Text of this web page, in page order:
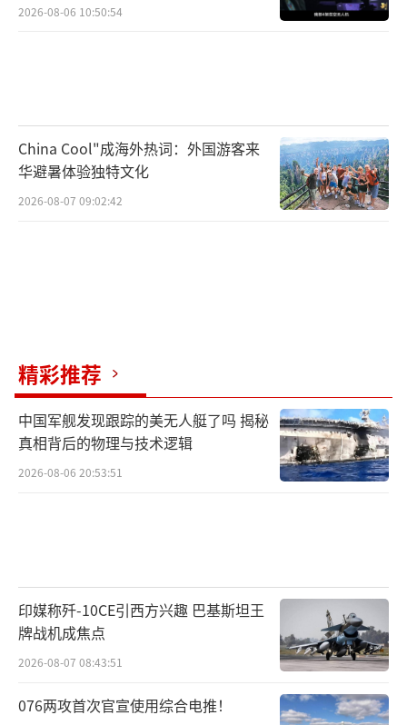
2026-08-06 10:50:54
China Cool"成海外热词：外国游客来
华避暑体验独特文化
2026-08-07 09:02:42
精彩推荐
中国军舰发现跟踪的美无人艇了吗 揭秘
真相背后的物理与技术逻辑
2026-08-06 20:53:51
印媒称歼-10CE引西方兴趣 巴基斯坦王
牌战机成焦点
2026-08-07 08:43:51
076两攻首次官宣使用综合电推！